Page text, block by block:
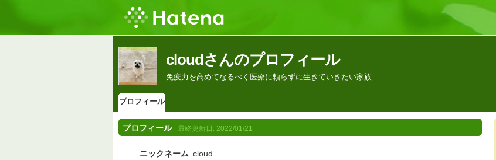
cloudさんのプロフィール
免疫力を高めてなるべく医療に頼らずに生きていきたい家族
プロフィール
プロフィール 最終更新日: 2022/01/21
ニックネーム cloud